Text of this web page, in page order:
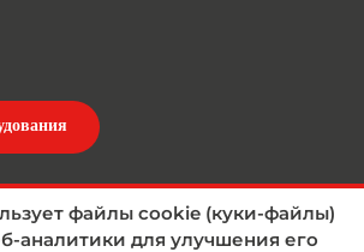
файлы cookie (куки-файлы)
аналитики для улучшения его